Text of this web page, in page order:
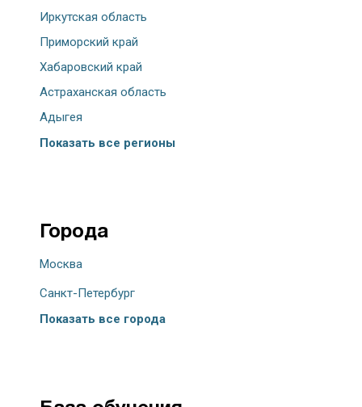
Иркутская область
Приморский край
Хабаровский край
Астраханская область
Адыгея
Показать все регионы
Города
Москва
Санкт-Петербург
Показать все города